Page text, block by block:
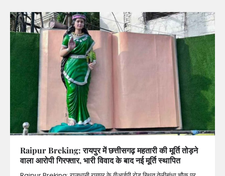
Raipur Breking: रायपुर में छत्तीसगढ़ महतारी की मूर्ति तोड़ने
वाला आरोपी गिरफ्तार, भारी विवाद के बाद नई मूर्ति स्थापित